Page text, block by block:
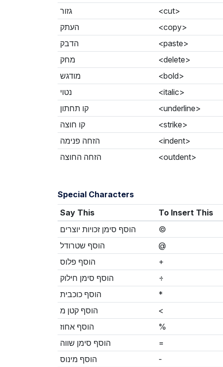
גזור
<cut>
העתק
<copy>
הדבק
<paste>
מחק
<delete>
מודגש
<bold>
נטוי
<italic>
קו תחתון
<underline>
קו חוצה
<strike>
הזחה פנימה
<indent>
הזחה החוצה
<outdent>
Special Characters
Say This
To Insert This
הוסף סימן זכויות יוצרים
©
הוסף שטרודל
@
הוסף פלוס
+
הוסף סימן חילוק
÷
הוסף כוכבית
*
הוסף קטן מ
<
הוסף אחוז
%
הוסף סימן שווה
=
הוסף מינוס
-